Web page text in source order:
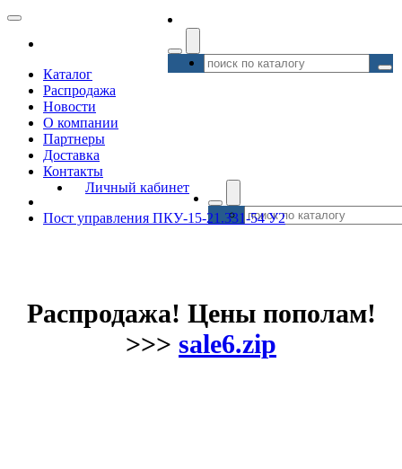
Каталог
Распродажа
Новости
О компании
Партнеры
Доставка
Контакты
Личный кабинет
Пост управления ПКУ-15-21.331-54 У2
Распродажа! Цены пополам!
>>> sale6.zip